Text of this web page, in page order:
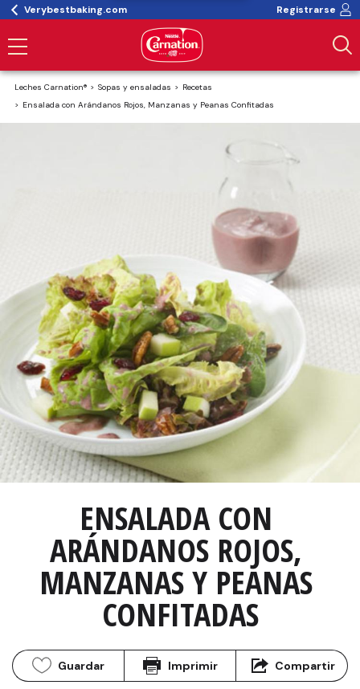
Verybestbaking.com Registrarse
Leches Carnation® Sopas y ensaladas
Recetas
Ensalada con Arándanos Rojos, Manzanas y Peanas Confitadas
ENSALADA CON
ARÁNDANOS ROJOS,
MANZANAS Y PEANAS
CONFITADAS
Guardar Imprimir Compartir